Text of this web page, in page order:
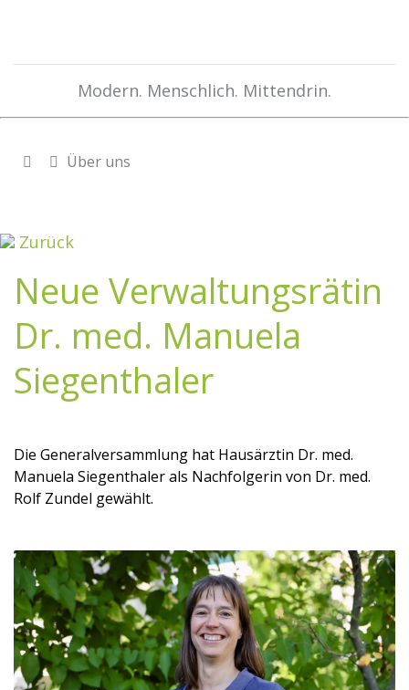
Modern. Menschlich. Mittendrin.
Über uns
Zurück
Neue Verwaltungsrätin
Dr. med. Manuela
Siegenthaler
Die Generalversammlung hat Hausärztin Dr. med.
Manuela Siegenthaler als Nachfolgerin von Dr. med.
Rolf Zundel gewählt.